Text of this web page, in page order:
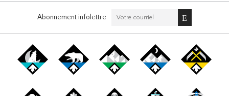
Abonnement infolettre